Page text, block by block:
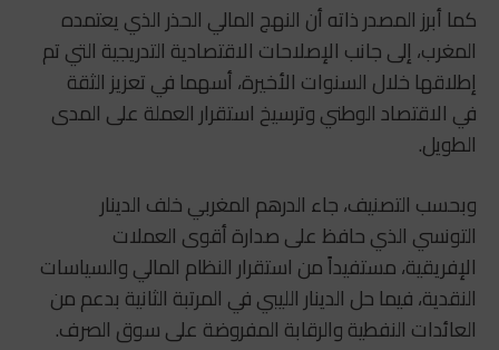
كما أبرز المصدر ذاته أن النهج المالي الحذر الذي يعتمده
المغرب، إلى جانب الإصلاحات الاقتصادية التدريجية التي تم
إطلاقها خلال السنوات الأخيرة، أسهما في تعزيز الثقة
في الاقتصاد الوطني وترسيخ استقرار العملة على المدى
الطويل.
وبحسب التصنيف، جاء الدرهم المغربي خلف الدينار
التونسي الذي حافظ على صدارة أقوى العملات
الإفريقية، مستفيداً من استقرار النظام المالي والسياسات
النقدية، فيما حل الدينار الليبي في المرتبة الثانية بدعم من
العائدات النفطية والرقابة المفروضة على سوق الصرف.